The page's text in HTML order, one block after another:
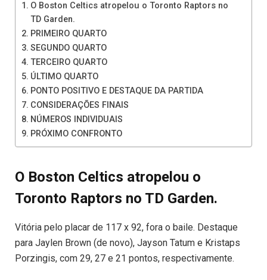
O Boston Celtics atropelou o Toronto Raptors no
TD Garden.
PRIMEIRO QUARTO
SEGUNDO QUARTO
TERCEIRO QUARTO
ÚLTIMO QUARTO
PONTO POSITIVO E DESTAQUE DA PARTIDA
CONSIDERAÇÕES FINAIS
NÚMEROS INDIVIDUAIS
PRÓXIMO CONFRONTO
O Boston Celtics atropelou o
Toronto Raptors no TD Garden.
Vitória pelo placar de 117 x 92, fora o baile. Destaque
para Jaylen Brown (de novo), Jayson Tatum e Kristaps
Porzingis, com 29, 27 e 21 pontos, respectivamente.